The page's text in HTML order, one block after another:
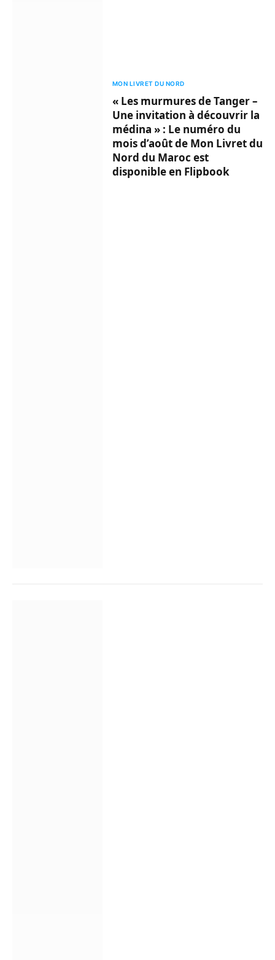
MON LIVRET DU NORD
« Les murmures de Tanger –
Une invitation à découvrir la
médina » : Le numéro du
mois d’août de Mon Livret du
Nord du Maroc est
disponible en Flipbook